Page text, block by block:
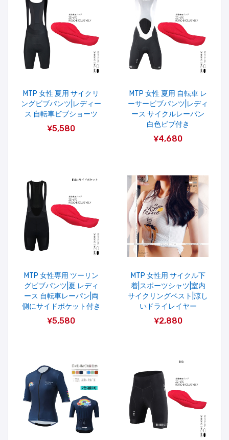
MTP 女性 夏用 サイクリ
ングビブパンツ|レディー
ス 自転車ビブショーツ
¥5,580
MTP 女性 夏用 自転車 レ
ーサービブパンツ|レディ
ース サイクルレーパン
白色ビブ付き
¥4,680
MTP 女性専用 ツーリン
グビブパンツ|夏 レディ
ース 自転車レーパン|両
側にサイドポケット付き
¥5,580
MTP 女性用 サイクル下
着|スポーツシャツ|室内
サイクリングベスト|涼し
いドライレイヤー
¥2,880